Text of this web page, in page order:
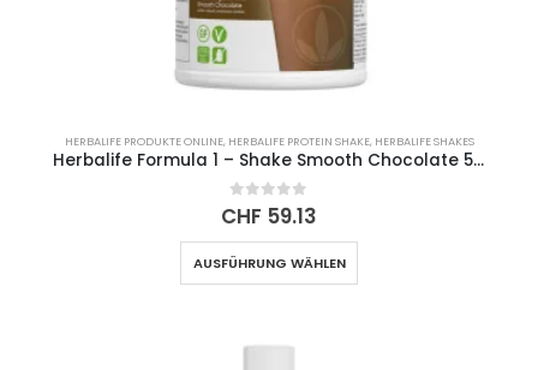
HERBALIFE PRODUKTE ONLINE, HERBALIFE PROTEIN SHAKE, HERBALIFE SHAKES
Herbalife Formula 1 – Shake Smooth Chocolate 550g
0out of 5
CHF 59.13
AUSFÜHRUNG WÄHLEN